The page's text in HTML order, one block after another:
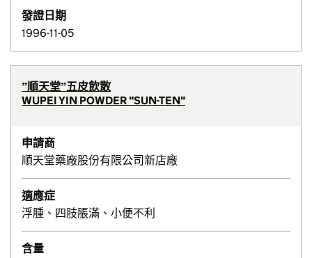
發證日期
1996-11-05
”順天堂”五皮飲散
WUPEI YIN POWDER "SUN-TEN"
申請商
順天堂藥廠股份有限公司新店廠
適應症
浮腫、四肢脹滿、小便不利
含量